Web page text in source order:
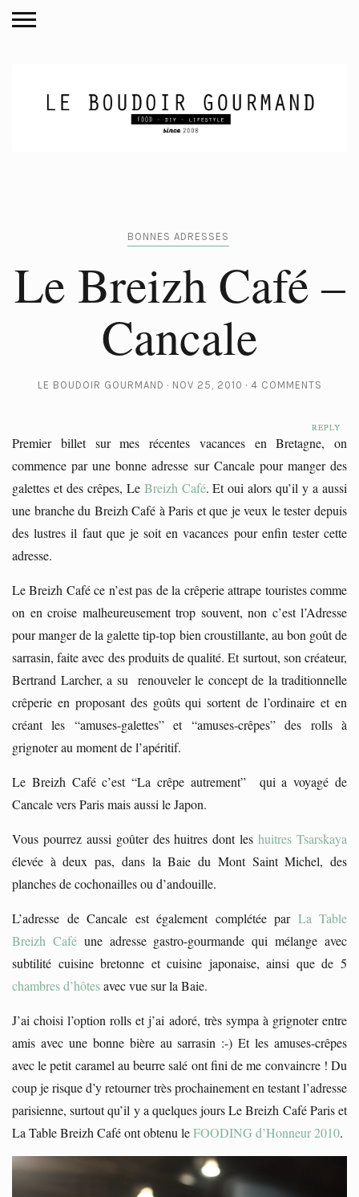
BONNES ADRESSES
Le Breizh Café –
Cancale
LE BOUDOIR GOURMAND NOV 25, 2010 4 COMMENTS
Premier billet sur mes récentes vacances en Bretagne, on
commence par une bonne adresse sur Cancale pour manger des
galettes et des crêpes, Le Breizh Café. Et oui alors qu’il y a aussi
une branche du Breizh Café à Paris et que je veux le tester depuis
des lustres il faut que je soit en vacances pour enfin tester cette
adresse.
Le Breizh Café ce n’est pas de la crêperie attrape touristes comme
on en croise malheureusement trop souvent, non c’est l’Adresse
pour manger de la galette tip-top bien croustillante, au bon goût de
sarrasin, faite avec des produits de qualité. Et surtout, son créateur,
Bertrand Larcher, a su renouveler le concept de la traditionnelle
crêperie en proposant des goûts qui sortent de l’ordinaire et en
créant les “amuses-galettes” et “amuses-crêpes” des rolls à
grignoter au moment de l’apéritif.
Le Breizh Café c’est “La crêpe autrement” qui a voyagé de
Cancale vers Paris mais aussi le Japon.
Vous pourrez aussi goûter des huitres dont leshuitres Tsarskaya
élevée à deux pas, dans la Baie du Mont Saint Michel, des
planches de cochonailles ou d’andouille.
L’adresse de Cancale est également complétée par La Table
Breizh Caféune adresse gastro-gourmande qui mélange avec
subtilité cuisine bretonne et cuisine japonaise, ainsi que de 5
chambres d’hôtesavec vue sur la Baie.
J’ai choisi l’option rolls et j’ai adoré, très sympa à grignoter entre
amis avec une bonne bière au sarrasin :-) Et les amuses-crêpes
avec le petit caramel au beurre salé ont fini de me convaincre ! Du
coup je risque d’y retourner très prochainement en testant l’adresse
parisienne, surtout qu’il y a quelques jours Le Breizh Café Paris et
La Table Breizh Café ont obtenu leFOODING d’Honneur 2010.
REPLY
REPLY